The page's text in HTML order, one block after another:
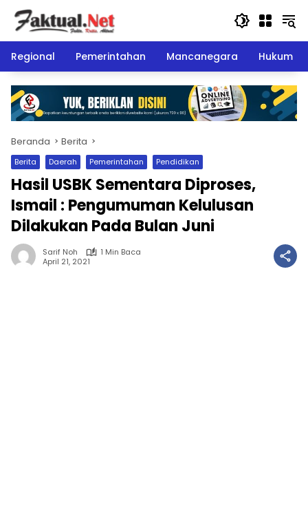
Langsung
konten
Regional
Pemerintahan Mancanegara Hukum
Beranda Berita
Berita Daerah Pemerintahan Pendidikan
Hasil USBK Sementara Diproses,
Ismail : Pengumuman Kelulusan
Dilakukan Pada Bulan Juni
Sarif Noh
1 Min Baca
April 21, 2021